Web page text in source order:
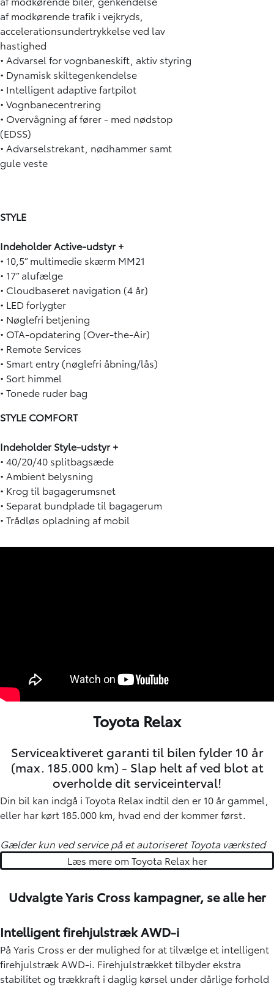
af modkørende trafik i vejkryds,
accelerationsundertrykkelse ved lav
hastighed
• Advarsel for vognbaneskift, aktiv styring
• Dynamisk skiltegenkendelse
• Intelligent adaptive fartpilot
• Vognbanecentrering
• Overvågning af fører - med nødstop
(EDSS)
• Advarselstrekant, nødhammer samt
gule veste
STYLE
Indeholder Active-udstyr +
• 10,5” multimedie skærm MM21
• 17” alufælge
• Cloudbaseret navigation (4 år)
• LED forlygter
• Nøglefri betjening
• OTA-opdatering (Over-the-Air)
• Remote Services
• Smart entry (nøglefri åbning/lås)
• Sort himmel
• Tonede ruder bag
STYLE COMFORT
Indeholder Style-udstyr +
• 40/20/40 splitbagsæde
• Ambient belysning
• Krog til bagagerumsnet
• Separat bundplade til bagagerum
• Trådløs opladning af mobil
Toyota Relax
Serviceaktiveret garanti til bilen fylder 10 år
(max. 185.000 km) - Slap helt af ved blot at
overholde dit serviceinterval!
Din bil kan indgå i Toyota Relax indtil den er 10 år gammel,
eller har kørt 185.000 km, hvad end der kommer først.
Gælder kun ved service på et autoriseret Toyota værksted
Læs mere om Toyota Relax her
Udvalgte Yaris Cross kampagner, se alle her
Intelligent firehjulstræk AWD-i
På Yaris Cross er der mulighed for at tilvælge et intelligent
firehjulstræk AWD-i. Firehjulstrækket tilbyder ekstra
stabilitet og trækkraft i daglig kørsel under dårlige forhold